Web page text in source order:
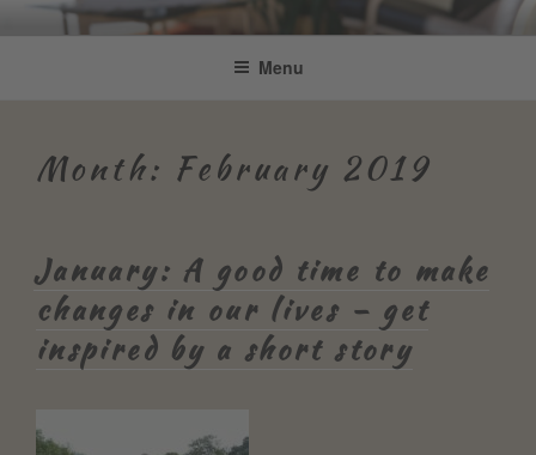
to
Be Connected by Bettina Bonkas
Resilienz | Coaching | Englisch +
Menu
Month: February 2019
January: A good time to make
changes in our lives – get
inspired by a short story